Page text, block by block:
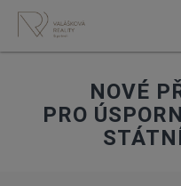
NOVÉ
PRO